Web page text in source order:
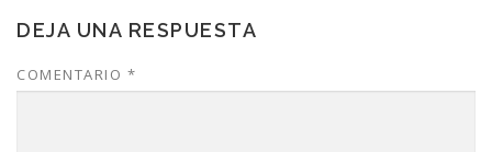
DEJA UNA RESPUESTA
COMENTARIO *